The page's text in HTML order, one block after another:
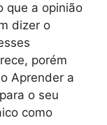
que a opinião
dizer o
porém
Aprender a
o seu
como